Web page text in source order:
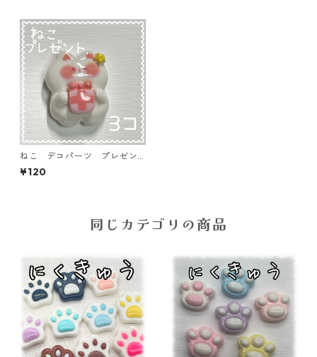
ねこ デコパーツ プレゼン
ト 3個入り 貼り付けパーツ
【DP-CT-pbp】
¥120
同じカテゴリの商品